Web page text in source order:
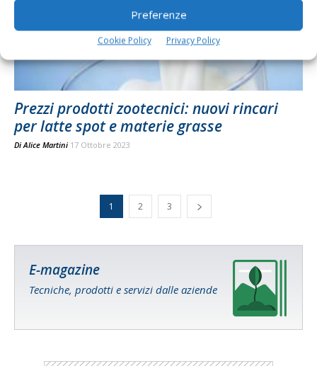
Preferenze
Cookie Policy Privacy Policy
Prezzi prodotti zootecnici: nuovi rincari
per latte spot e materie grasse
Di Alice Martini 17 Ottobre 2023
1 2 3
E-magazine
Tecniche, prodotti e servizi dalle aziende